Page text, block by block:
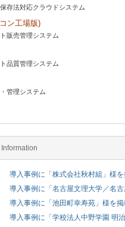
存法対応クラウドシステム
ン工場版)
販売管理システム
品質管理システム
管理システム
Information
導入事例に「株式会社秋村組」様を
導入事例に「名古屋文理大学／名
導入事例に「池田町幸寿苑」様を掲
導入事例に「学校法人中野学園 明